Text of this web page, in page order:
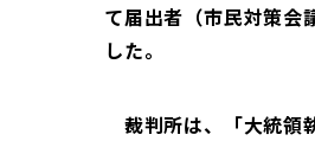
て届出者（市民対策会
した。
裁判所は、「大統領